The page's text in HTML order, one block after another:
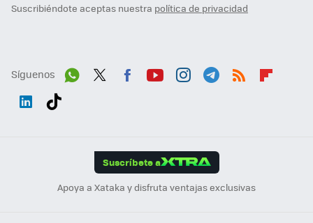
Suscribiéndote aceptas nuestra política de privacidad
Síguenos
Suscríbete a
Apoya a Xataka y disfruta ventajas exclusivas